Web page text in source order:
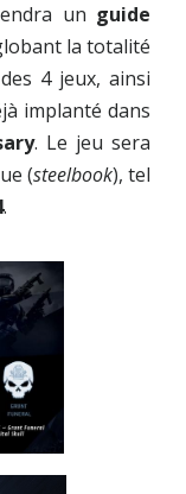
un guide
la totalité
4 jeux, ainsi
implanté dans
. Le jeu sera
(steelbook), tel
.